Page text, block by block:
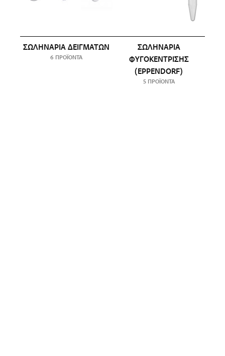
ΣΩΛΗΝΆΡΙΑ ΔΕΙΓΜΆΤΩΝ
6 ΠΡΟΪΌΝΤΑ
ΣΩΛΗΝΆΡΙΑ
ΦΥΓΟΚΈΝΤΡΙΣΗΣ
(EPPENDORF)
5 ΠΡΟΪΌΝΤΑ